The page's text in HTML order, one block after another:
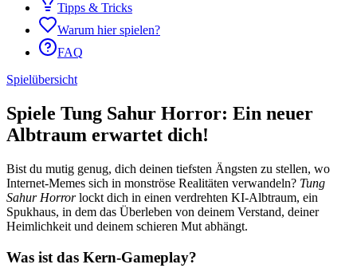
Tipps & Tricks
Warum hier spielen?
FAQ
Spielübersicht
Spiele Tung Sahur Horror: Ein neuer
Albtraum erwartet dich!
Bist du mutig genug, dich deinen tiefsten Ängsten zu stellen, wo
Internet-Memes sich in monströse Realitäten verwandeln? Tung
Sahur Horrorlockt dich in einen verdrehten KI-Albtraum, ein
Spukhaus, in dem das Überleben von deinem Verstand, deiner
Heimlichkeit und deinem schieren Mut abhängt.
Was ist das Kern-Gameplay?